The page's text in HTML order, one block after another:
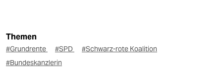
Themen
#Grundrente #SPD
#Schwarz-rote Koalition
#Bundeskanzlerin